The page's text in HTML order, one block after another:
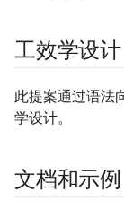
工效学设计
此提案通过语法
学设计。
文档和示例